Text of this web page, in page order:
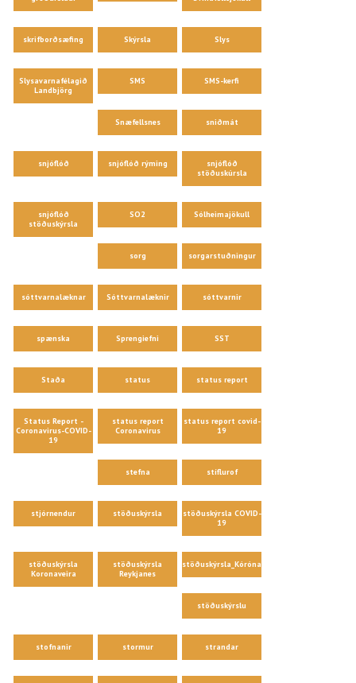
skrifborðsæfing Skýrsla Slys
Slysavarnafélagið
Landbjörg
SMS SMS-kerfi
Snæfellsnes sniðmát
snjóflóð snjóflóð rýming
snjóflóð
stöðuskúrsla
snjóflóð
stöðuskýrsla
SO2 Sólheimajökull
sorg sorgarstuðningur
sóttvarnalæknar Sóttvarnalæknir sóttvarnir
spænska Sprengiefni SST
Staða status status report
Status Report -
Coronavirus-COVID-
19
status report
Coronavirus
status report covid-
19
stefna stíflurof
stjórnendur stöðuskýrsla
stöðuskýrsla COVID-
19
stöðuskýrsla
Koronaveira
stöðuskýrsla
Reykjanes
stöðuskýrsla_Kórónaveira
stöðuskýrslu
stofnanir stormur strandar